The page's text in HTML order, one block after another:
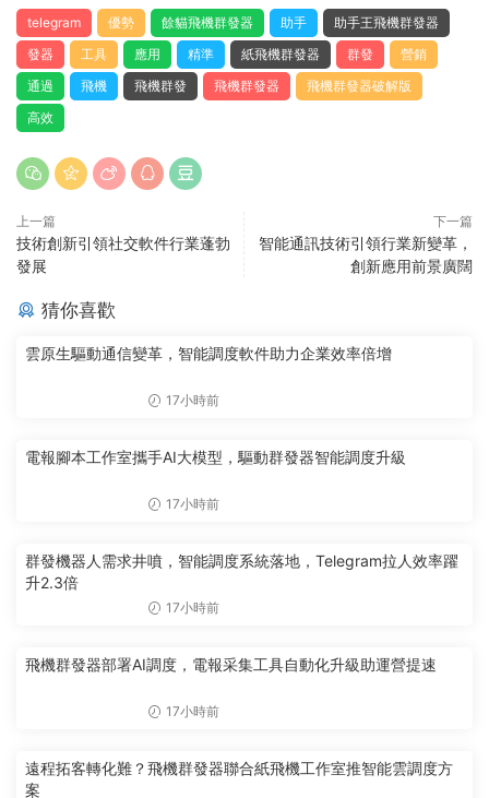
telegram 優勢 餘貓飛機群發器 助手
助手王飛機群發器
發器
工具 應用 精準 紙飛機群發器 群發
營銷
通過
飛機 飛機群發 飛機群發器
飛機群發器破解版
高效
上一篇
技術創新引領社交軟件行業蓬勃
發展
下一篇
智能通訊技術引領行業新變革，
創新應用前景廣闊
猜你喜歡
雲原生驅動通信變革，智能調度軟件助力企業效率倍增
17小時前
電報腳本工作室攜手AI大模型，驅動群發器智能調度升級
17小時前
群發機器人需求井噴，智能調度系統落地，Telegram拉人效率躍
升2.3倍
17小時前
飛機群發器部署AI調度，電報采集工具自動化升級助運營提速
17小時前
遠程拓客轉化難？飛機群發器聯合紙飛機工作室推智能雲調度方
案